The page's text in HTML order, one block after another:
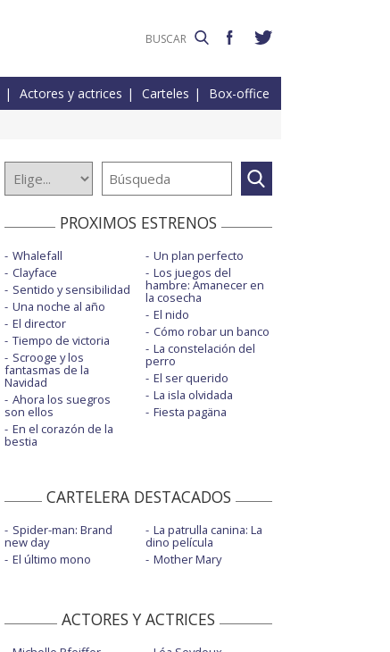
Actores y actrices Carteles Box-office
PROXIMOS ESTRENOS
Whalefall
Clayface
Sentido y sensibilidad
Una noche al año
El director
Tiempo de victoria
Scrooge y los
fantasmas de la
Navidad
Ahora los suegros
son ellos
En el corazón de la
bestia
Un plan perfecto
Los juegos del
hambre: Amanecer en
la cosecha
El nido
Cómo robar un banco
La constelación del
perro
El ser querido
La isla olvidada
Fiesta pagäna
CARTELERA DESTACADOS
Spider-man: Brand
new day
El último mono
La patrulla canina: La
dino película
Mother Mary
ACTORES Y ACTRICES